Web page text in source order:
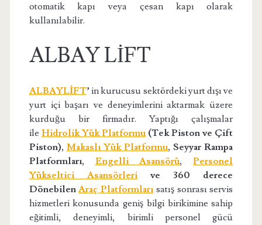
otomatik kapı veya çesan kapı olarak
kullanılabilir.
ALBAY LİFT
ALBAYLİFT’in kurucusu sektördeki yurt dışı ve
yurt içi başarı ve deneyimlerini aktarmak üzere
kurduğu bir firmadır. Yaptığı çalışmalar
ile Hidrolik Yük Platformu(Tek Piston ve Çift
Piston), Makaslı Yük Platformu, Seyyar Rampa
Platformları, Engelli Asansörü,Personel
Yükseltici Asansörlerive 360 derece
DönebilenAraç Platformları satış sonrası servis
hizmetleri konusunda geniş bilgi birikimine sahip
eğitimli, deneyimli, birimli personel gücü